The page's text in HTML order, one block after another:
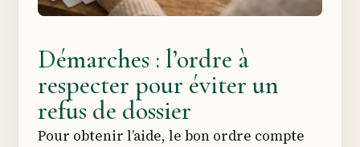
Démarches : l’ordre à
respecter pour éviter un
refus de dossier
Pour obtenir l’aide, le bon ordre compte